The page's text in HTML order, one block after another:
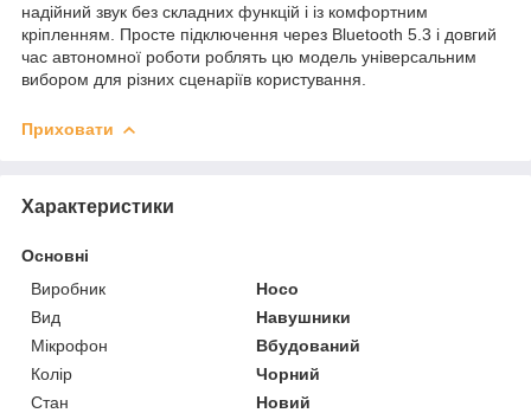
надійний звук без складних функцій і із комфортним
кріпленням. Просте підключення через Bluetooth 5.3 і довгий
час автономної роботи роблять цю модель універсальним
вибором для різних сценаріїв користування.
Приховати
Характеристики
Основні
Виробник
Hoco
Вид
Навушники
Мікрофон
Вбудований
Колір
Чорний
Стан
Новий